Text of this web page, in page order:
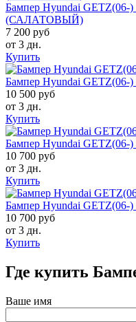
Бампер Hyundai GETZ(06-
(САЛАТОВЫЙ)
7 200 руб
от 3 дн.
Купить
Бампер Hyundai GETZ(06-
10 500 руб
от 3 дн.
Купить
Бампер Hyundai GETZ(06-
10 700 руб
от 3 дн.
Купить
Бампер Hyundai GETZ(06-
10 700 руб
от 3 дн.
Купить
Где купить
Ваше имя